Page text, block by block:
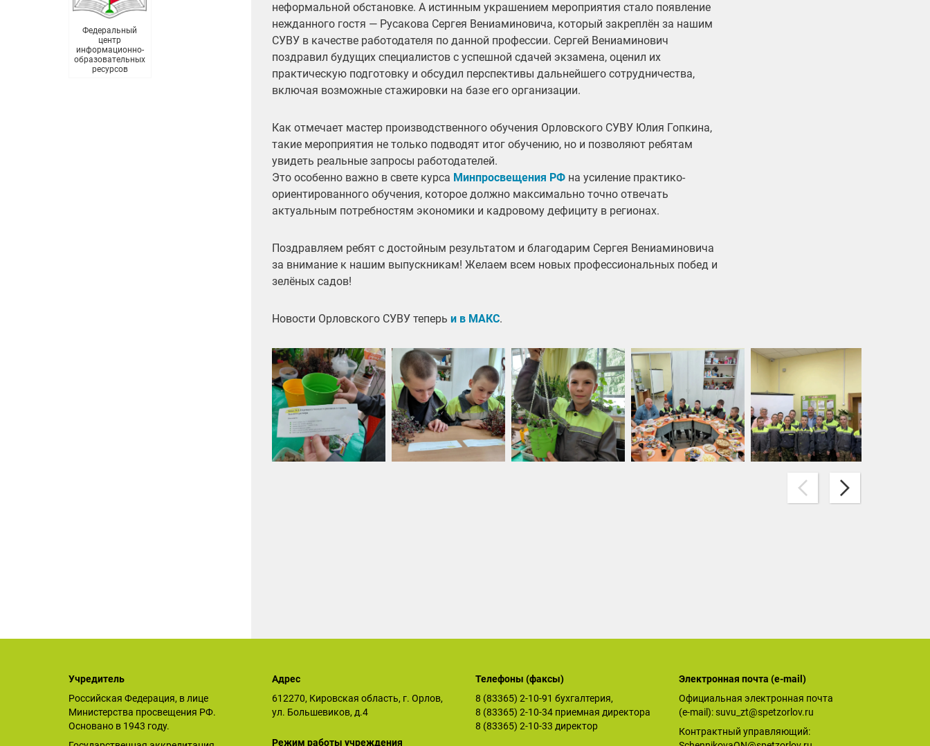
Федеральный
центр
информационно-
образовательных
ресурсов
неформальной обстановке. А истинным украшением мероприятия стало появление
нежданного гостя — Русакова Сергея Вениаминовича, который закреплён за нашим
СУВУ в качестве работодателя по данной профессии. Сергей Вениаминович
поздравил будущих специалистов с успешной сдачей экзамена, оценил их
практическую подготовку и обсудил перспективы дальнейшего сотрудничества,
включая возможные стажировки на базе его организации.
Как отмечает мастер производственного обучения Орловского СУВУ Юлия Гопкина,
такие мероприятия не только подводят итог обучению, но и позволяют ребятам
увидеть реальные запросы работодателей.
Это особенно важно в свете курса Минпросвещения РФ на усиление практико-
ориентированного обучения, которое должно максимально точно отвечать
актуальным потребностям экономики и кадровому дефициту в регионах.
Поздравляем ребят с достойным результатом и благодарим Сергея Вениаминовича
за внимание к нашим выпускникам! Желаем всем новых профессиональных побед и
зелёных садов!
Новости Орловского СУВУ теперь и в МАКС.
Учредитель
Российская Федерация, в лице
Министерства просвещения РФ.
Основано в 1943 году.
Адрес
612270, Кировская область, г. Орлов,
ул. Большевиков, д.4
Режим работы учреждения
Телефоны (факсы)
8 (83365) 2-10-91 бухгалтерия,
8 (83365) 2-10-34 приемная директора
8 (83365) 2-10-33 директор
Электронная почта (е-mail)
Официальная электронная почта
(е-mail):suvu_zt@spetzorlov.ru
Контрактный управляющий: